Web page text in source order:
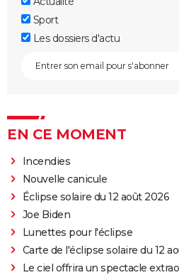
Sport
Les dossiers d'actu
EN CE MOMENT
Incendies
Nouvelle canicule
Éclipse solaire du 12 août 2026
Joe Biden
Lunettes pour l'éclipse
Carte de l'éclipse solaire du 12
Le ciel offrira un spectacle